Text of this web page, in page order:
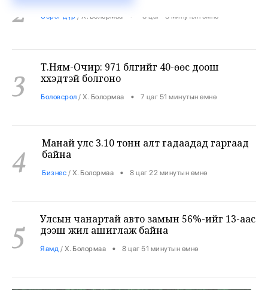
3
хүүхэдтэй болгоно
Боловсрол /Х. Болормаа • 7 цаг 51 минутын өмнө
4
байна
Бизнес /Х. Болормаа • 8 цаг 22 минутын өмнө
5
дээш жил ашиглаж байна
Яамд/Х. Болормаа • 8 цаг 51 минутын өмнө